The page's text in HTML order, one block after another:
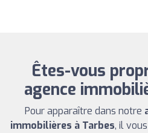
Êtes-vous
agence
Pour apparaître dans notre
immobilières à Tarbes, il